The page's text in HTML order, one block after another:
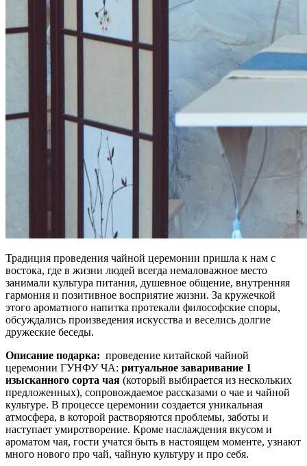
Традиция проведения чайной церемонии пришла к нам с
востока, где в жизни людей всегда немаловажное место
занимали культура питания, душевное общение, внутренняя
гармония и позитивное восприятие жизни. За кружечкой
этого ароматного напитка протекали философские споры,
обсуждались произведения искусства и веселись долгие
дружеские беседы.
Описание подарка: проведение китайской чайной
церемонии ГУНФУ ЧА: ритуальное заваривание 1
изысканного сорта чая (который выбирается из нескольких
предложенных), сопровождаемое рассказами о чае и чайной
культуре. В процессе церемонии создается уникальная
атмосфера, в которой растворяются проблемы, заботы и
наступает умиротворение. Кроме наслаждения вкусом и
ароматом чая, гости учатся быть в настоящем моменте, узнают
много нового про чай, чайную культуру и про себя.